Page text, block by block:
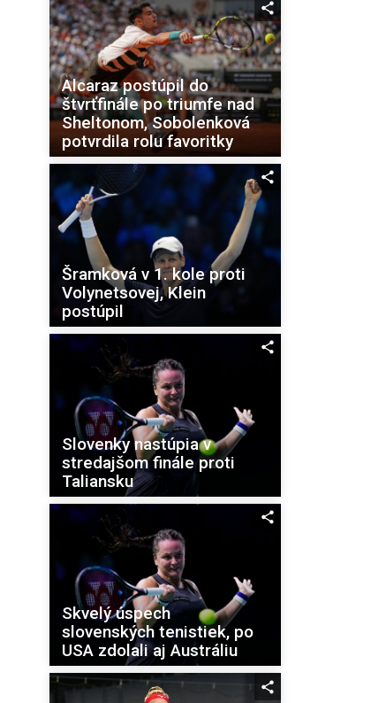
Alcaraz postúpil do
štvrťfinále po triumfe nad
Sheltonom, Sobolenková
potvrdila rolu favoritky
Šramková v 1. kole proti
Volynetsovej, Klein
postúpil
Slovenky nastúpia v
stredajšom finále proti
Taliansku
Skvelý úspech
slovenských tenistiek, po
USA zdolali aj Austráliu